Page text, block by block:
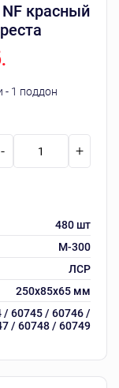
красный
- 1 поддон
480 шт
М-300
ЛСР
250х85х65 мм
/ 60745 / 60746 /
/ 60748 / 60749
- +